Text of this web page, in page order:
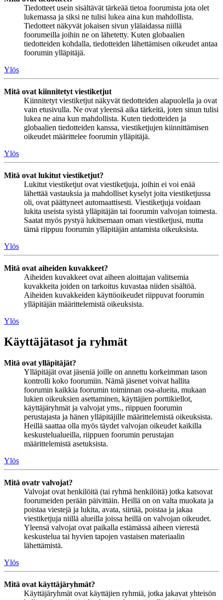
Tiedotteet usein sisältävät tärkeää tietoa foorumista jota olet
lukemassa ja siksi ne tulisi lukea aina kun mahdollista.
Tiedotteet näkyvät jokaisen sivun ylälaidassa niillä
foorumeilla joihin ne on lähetetty. Kuten globaalien
tiedotteiden kohdalla, tiedotteiden lähettämisen oikeudet antaa
foorumin ylläpitäjä.
Ylös
Mitä ovat kiinnitetyt viestiketjut
Kiinnitetyt viestiketjut näkyvät tiedotteiden alapuolella ja ovat
vain etusivulla. Ne ovat yleensä aika tärkeitä, joten sinun tulisi
lukea ne aina kun mahdollista. Kuten tiedotteiden ja
globaalien tiedotteiden kanssa, viestiketjujen kiinnittämisen
oikeudet määrittelee foorumin ylläpitäjä.
Ylös
Mitä ovat lukitut viestiketjut?
Lukitut viestiketjut ovat viestiketjuja, joihin ei voi enää
lähettää vastauksia ja mahdolliset kyselyt joita viestiketjussa
oli, ovat päättyneet automaattisesti. Viestiketjuja voidaan
lukita useista syistä ylläpitäjän tai foorumin valvojan toimesta.
Saatat myös pystyä lukitsemaan oman viestiketjusi, mutta
tämä riippuu foorumin ylläpitäjän antamista oikeuksista.
Ylös
Mitä ovat aiheiden kuvakkeet?
Aiheiden kuvakkeet ovat aiheen aloittajan valitsemia
kuvakkeita joiden on tarkoitus kuvastaa niiden sisältöä.
Aiheiden kuvakkeiden käyttöoikeudet riippuvat foorumin
ylläpitäjän määrittelemistä oikeuksista.
Ylös
Käyttäjätasot ja ryhmät
Mitä ovat ylläpitäjät?
Ylläpitäjät ovat jäseniä joille on annettu korkeimman tason
kontrolli koko foorumiin. Nämä jäsenet voivat hallita
foorumin kaikkia foorumin toiminnan osa-alueita, mukaan
lukien oikeuksien asettaminen, käyttäjien porttikiellot,
käyttäjäryhmät ja valvojat yms., riippuen foorumin
perustajasta ja hänen ylläpitäjille määrittelemistä oikeuksista.
Heillä saattaa olla myös täydet valvojan oikeudet kaikilla
keskustelualueilla, riippuen foorumin perustajan
määrittelemistä asetuksista.
Ylös
Mitä ovatr valvojat?
Valvojat ovat henkilöitä (tai ryhmä henkilöitä) jotka katsovat
foorumeiden perään päivittäin. Heillä on on valta muokata ja
poistaa viestejä ja lukita, avata, siirtää, poistaa ja jakaa
viestiketjuja niillä alueilla joissa heillä on valvojan oikeudet.
Yleensä valvojat ovat paikalla estämässä aiheen vierestä
keskustelua tai hyvien tapojen vastaisen materiaalin
lähettämistä.
Ylös
Mitä ovat käyttäjäryhmät?
Käyttäjäryhmät ovat käyttäjien ryhmiä, jotka jakavat yhteisön